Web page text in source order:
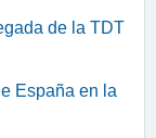
de la TDT
España en la